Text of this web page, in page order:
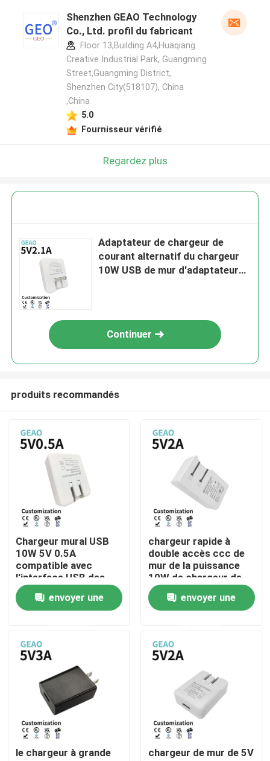
Maison
Produits
Vidéos
Visite d'usine
Contrôle de qualité
Contactez-nous
Shenzhen GEAO Technology
Co., Ltd. profil du fabricant
Floor 13,Building A4,Huaqiang
Creative Industrial Park, Guangming
Street,Guangming District,
Shenzhen City(518107), China
,China
5.0
Fournisseur vérifié
Regardez plus
Adaptateur de chargeur de
courant alternatif du chargeur
10W USB de mur d'adaptateur
Continuer
produits recommandés
Chargeur mural USB
10W 5V 0.5A
compatible avec
l'interface USB des
smartphones
envoyer une
chargeur rapide à
double accès ccc de
mur de la puissance
10W de chargeur de
2A 5V USB
envoyer une
le chargeur à grande
chargeur de mur de 5V